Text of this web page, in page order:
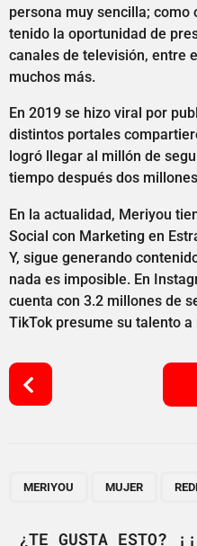
persona muy sencilla; como
tenido la oportunidad de
canales de televisión, entre
muchos más.
En 2019 se hizo viral por
distintos portales
logró llegar al millón de
tiempo después dos
En la actualidad, Meriyou
Social con Marketing en
Y, sigue generando
nada es imposible. En
cuenta con 3.2 millones de
TikTok presume su talento
P
o
MERIYOU MUJER
¿TE GUSTA ESTO?